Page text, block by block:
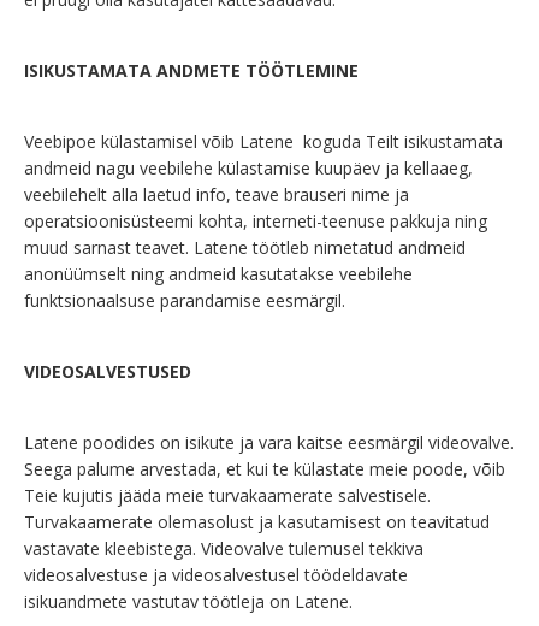
ISIKUSTAMATA ANDMETE TÖÖTLEMINE
Veebipoe külastamisel võib Latene koguda Teilt isikustamata
andmeid nagu veebilehe külastamise kuupäev ja kellaaeg,
veebilehelt alla laetud info, teave brauseri nime ja
operatsioonisüsteemi kohta, interneti-teenuse pakkuja ning
muud sarnast teavet. Latene töötleb nimetatud andmeid
anonüümselt ning andmeid kasutatakse veebilehe
funktsionaalsuse parandamise eesmärgil.
VIDEOSALVESTUSED
Latene poodides on isikute ja vara kaitse eesmärgil videovalve.
Seega palume arvestada, et kui te külastate meie poode, võib
Teie kujutis jääda meie turvakaamerate salvestisele.
Turvakaamerate olemasolust ja kasutamisest on teavitatud
vastavate kleebistega. Videovalve tulemusel tekkiva
videosalvestuse ja videosalvestusel töödeldavate
isikuandmete vastutav töötleja on Latene.